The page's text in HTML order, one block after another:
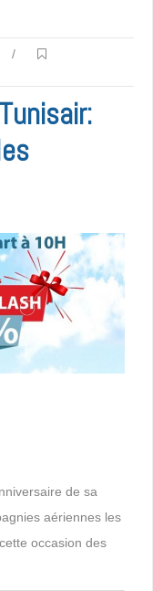
/
de sa
aériennes les
occasion des